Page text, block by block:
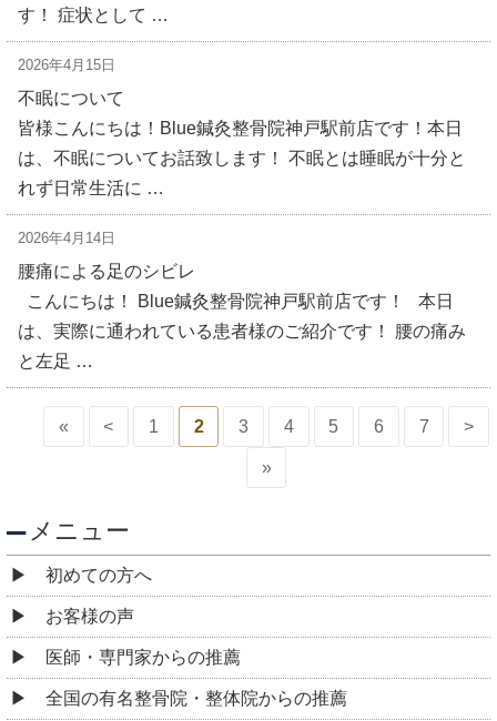
す！ 症状として …
2026年4月15日
不眠について
皆様こんにちは！Blue鍼灸整骨院神戸駅前店です！本日
は、不眠についてお話致します！ 不眠とは睡眠が十分と
れず日常生活に …
2026年4月14日
腰痛による足のシビレ
こんにちは！ Blue鍼灸整骨院神戸駅前店です！ 本日
は、実際に通われている患者様のご紹介です！ 腰の痛み
と左足 …
« < 1 2 3 4 5 6 7 >
»
メニュー
初めての方へ
お客様の声
医師・専門家からの推薦
全国の有名整骨院・整体院からの推薦